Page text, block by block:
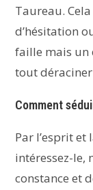
Taureau.
d’hésitation
faille mais un
tout
Comment
Par l’esprit et
intéressez-le,
constance et